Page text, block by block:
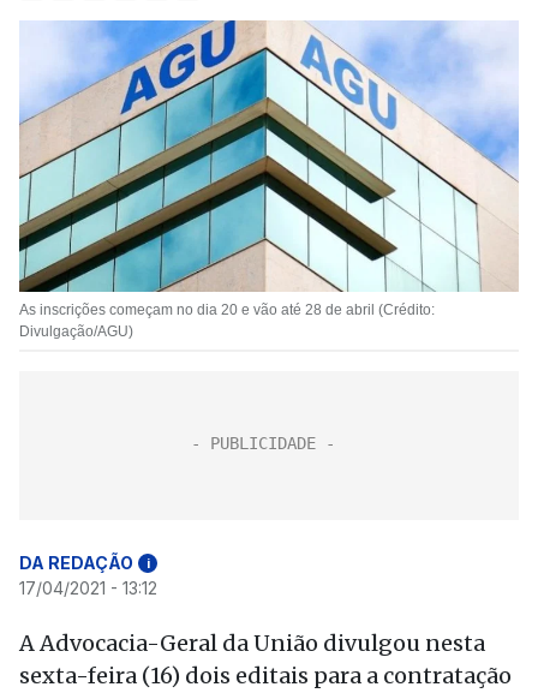
As inscrições começam no dia 20 e vão até 28 de abril (Crédito:
Divulgação/AGU)
DA REDAÇÃO i
17/04/2021 - 13:12
A Advocacia-Geral da União divulgou nesta
sexta-feira (16) dois editais para a contratação